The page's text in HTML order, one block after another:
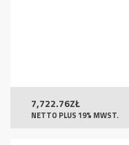
7,722.76ZŁ
NETTO PLUS 19% MWST.